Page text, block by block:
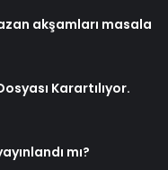
akşamları masala
Karartılıyor.
mı?